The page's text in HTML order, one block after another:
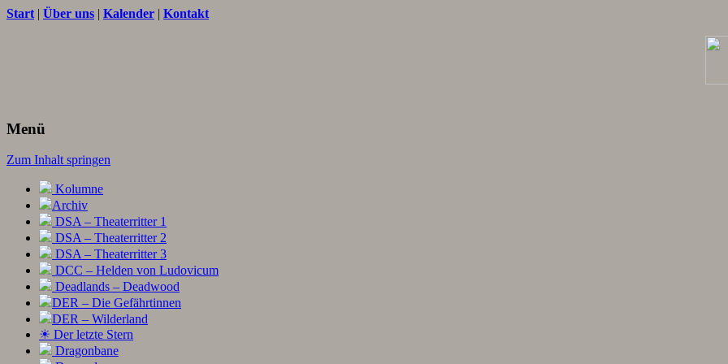
Start | Über uns | Kalender | Kontakt
Menü
Zum Inhalt springen
Kolumne
Archiv
DSA – Theaterritter 1
DSA – Theaterritter 2
DSA – Theaterritter 3
DCC – Helden von Ludovicum
Deadlands – Deadwood
DER – Die Gefährtinnen
DER – Wilderland
☀ Der letzte Stern
Dragonbane